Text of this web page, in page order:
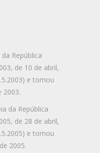
República
de 10 de abril,
e tomou
2003.
da República
de 28 de abril,
e tomou
2005.